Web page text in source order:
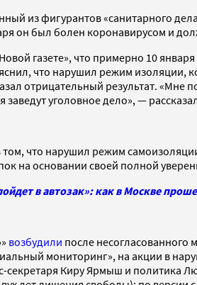
из фигурантов «санитарного
он был болен коронавирусом и
газете», что примерно 10
что нарушил режим изоляции,
отрицательный результат. «Мне
заведут уголовное дело», —
что нарушил режим
на основании своей полной
в автозак»: как в Москве
возбудили после несогласованного
мониторинг», на акции в
секретаря Киру Ярмыш и политика